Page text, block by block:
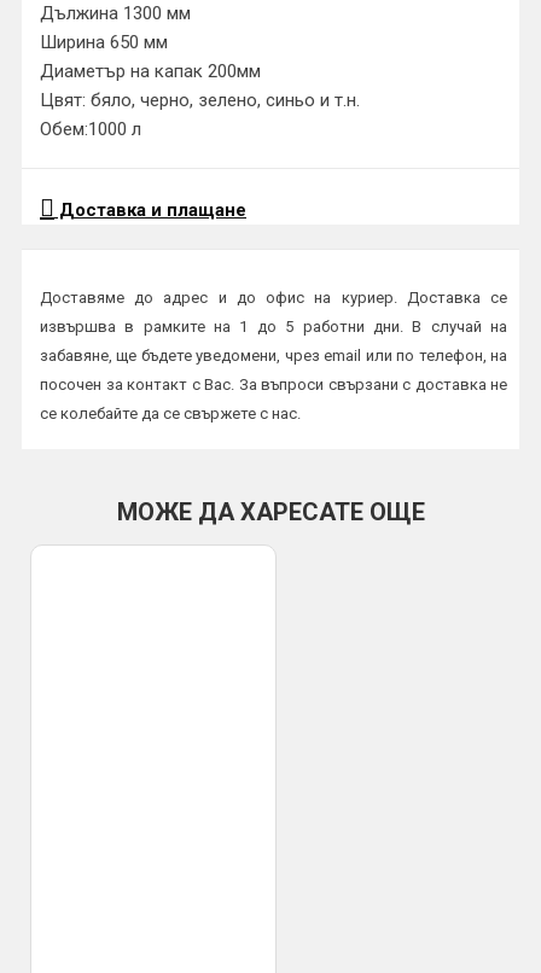
Дължина 1300 мм
Ширина 650 мм
Диаметър на капак 200мм
Цвят: бяло, черно, зелено, синьо и т.н.
Обем:1000 л
Доставка и плащане
Доставяме до адрес и до офис на куриер. Доставка се
извършва в рамките на 1 до 5 работни дни. В случай на
забавяне, ще бъдете уведомени, чрез email или по телефон, на
посочен за контакт с Вас. За въпроси свързани с доставка не
се колебайте да се свържете с нас.
Плащане в брой или с карта на куриер
МОЖЕ ДА ХАРЕСАТЕ ОЩЕ